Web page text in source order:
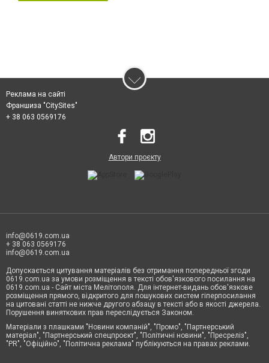
Реклама на сайті
Франшиза "CitySites"
+ 38 063 0569176
Автори проєкту
info@0619.com.ua
+ 38 063 0569176
info@0619.com.ua
Допускається цитування матеріалів без отримання попередньої згоди
0619.com.ua за умови розміщення в тексті обов'язкового посилання на
0619.com.ua - Сайт міста Мелітополя. Для інтернет-видань обов'язкове
розміщення прямого, відкритого для пошукових систем гіперпосилання
на цитовані статті не нижче другого абзацу в тексті або в якості джерела.
Порушення виняткових прав переслідується Законом.
Матеріали з плашками "Новини компаній", "Промо", "Партнерський
матеріал", "Партнерський спецпроєкт", "Політичні новини", "Пресреліз",
"PR", "Офіційно", "Політична реклама" публікуються на правах реклами.